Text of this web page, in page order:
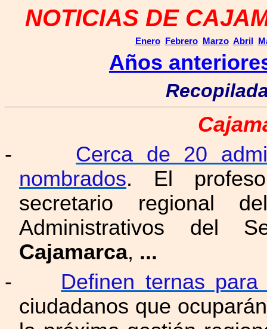
NOTICIAS DE
Enero Febrero Marzo Abril
Años
-
Cerca de 20
nombrados. El
secretario regional
Administrativos del
Cajamarca, ...
-
Definen ternas
ciudadanos que